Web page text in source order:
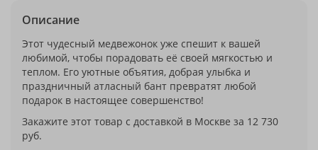
Описание
Этот чудесный медвежонок уже спешит к вашей
любимой, чтобы порадовать её своей мягкостью и
теплом. Его уютные объятия, добрая улыбка и
праздничный атласный бант превратят любой
подарок в настоящее совершенство!
Закажите этот товар с доставкой в Москве за 12 730
руб.